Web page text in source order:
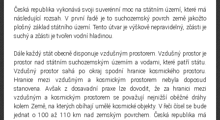
Česká republika vykonává svoji suverénní moc na státním území, které má
následující rozsah. V první řadě je to suchozemský povrch země jakožto
plošný základ státního území. Tento útvar je výškově nepravidelný, zčásti je
suchý a zčásti je tvořen vodní hladinou.
Dále každý stát obecně disponuje vzdušným prostorem. Vzdušný prostor je
prostor nad státním suchozemským územím a vodami, které patří státu.
Vzdušný prostor sahá po okraj spodní hranice kosmického prostoru.
Hranice mezi vzdušným a kosmickým prostorem nebyla doposud
stanovena. Avšak z dosavadní praxe lze dovodit, že za hranici mezi
vzdušným a kosmickým prostorem se považují nejnižší oběžné dráhy
kolem Země, na kterých obíhají umělé kosmické objekty. V řeči čísel se bude
jednat o 100 až 110 km nad zemským povrchem. Česká republika má